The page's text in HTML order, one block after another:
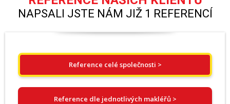
NAPSALI JSTE NÁM JIŽ 1 REFERENCÍ
Reference celé společnosti >
Reference dle jednotlivých makléřů >